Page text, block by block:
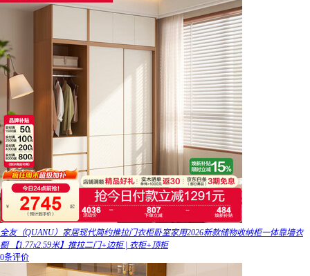
全友（QUANU）家居现代简约推拉门衣柜卧室家用2026新款储物收纳柜一体靠墙衣
橱 【1.77x2.59米】推拉二门+边柜 | 衣柜+顶柜
0条评价